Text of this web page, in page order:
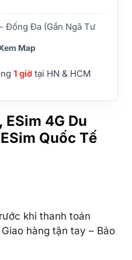
Đống Đa (Gần Ngã Tư
Map
1 giờtại HN & HCM
ESim 4G Du
Quốc Tế
khi thanh toán
hàng tận tay – Bảo